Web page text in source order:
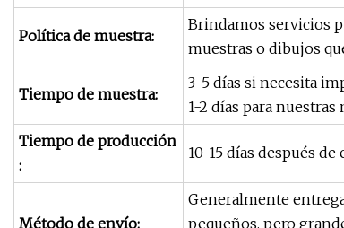
Política de muestra:
Brindamos servicios
muestras o dibujos
Tiempo de muestra:
3-5 días si necesita
1-2 días para
Tiempo de producción
:
10-15 días después
Método de envío:
Generalmente
pequeños, pero